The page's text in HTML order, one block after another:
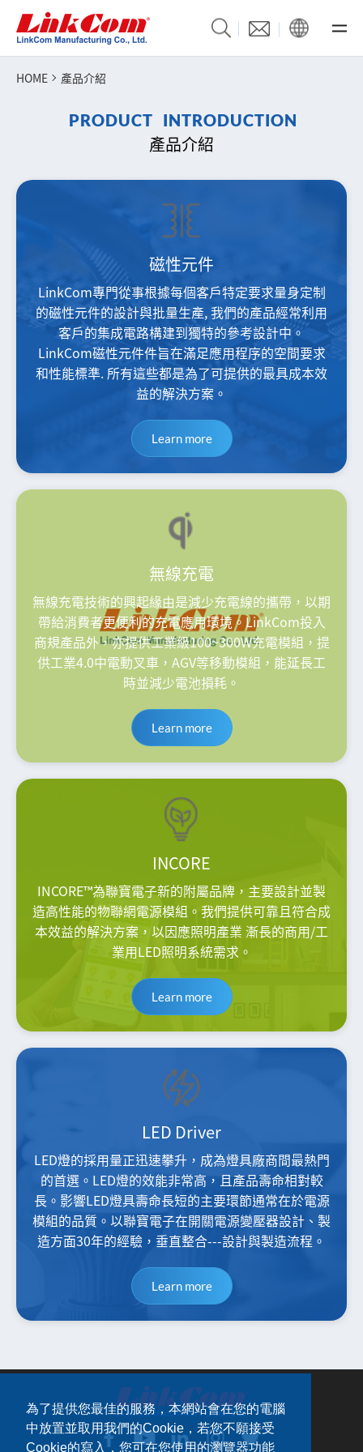
為了提供您最佳的服務，本網站會在您的電腦
中放置並取用我們的Cookie，若您不願接受
Cookie的寫入，您可在您使用的瀏覽器功能
HOME 產品介紹
P RO D UCT I NT RO D UCT IO N
產品介紹
磁性元件
LinkCom專門從事根據每個客戶特定要求量身定制
的磁性元件的設計與批量生產, 我們的產品經常利用
客戶的集成電路構建到獨特的參考設計中。
LinkCom磁性元件件旨在滿足應用程序的空間要求
和性能標準. 所有這些都是為了可提供的最具成本效
益的解決方案。
Learn more
無線充電
無線充電技術的興起緣由是減少充電線的攜帶，以期
帶給消費者更便利的充電應用環境。LinkCom投入
商規產品外，亦提供工業級100~300W充電模組，提
供工業4.0中電動叉車，AGV等移動模組，能延長工
時並減少電池損耗。
Learn more
INCORE
INCORE™為聯寶電子新的附屬品牌，主要設計並製
造高性能的物聯網電源模組。我們提供可靠且符合成
本效益的解決方案，以因應照明產業 漸長的商用/工
業用LED照明系統需求。
Learn more
LED Driver
LED燈的採用量正迅速攀升，成為燈具廠商間最熱門
的首選。LED燈的效能非常高，且產品壽命相對較
長。影響LED燈具壽命長短的主要環節通常在於電源
模組的品質。以聯寶電子在開關電源變壓器設計、製
造方面30年的經驗，垂直整合---設計與製造流程。
Learn more